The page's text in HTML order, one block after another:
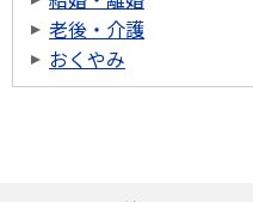
老後・介護
おくやみ